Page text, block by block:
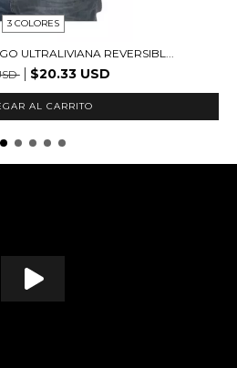
3 COLORES
ULTRALIVIANA REVERSIBL...
$20.33 USD
AL CARRITO